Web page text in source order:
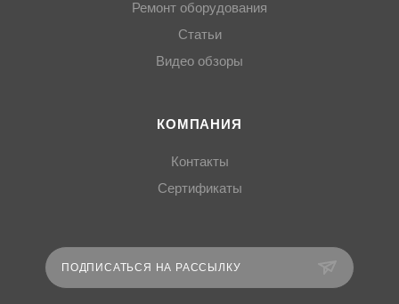
Ремонт оборудования
Статьи
Видео обзоры
КОМПАНИЯ
Контакты
Сертификаты
ПОДПИСАТЬСЯ НА РАССЫЛКУ